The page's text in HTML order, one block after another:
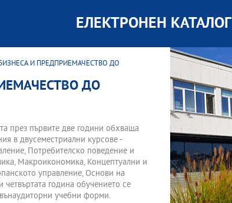
ЕЛЕКТРОНЕН КАТАЛОГ
И ПРЕДПРИЕМАЧЕСТВО ДО
ДО
през първите две години обхваща
в двусеместриални курсове -
Потребителско поведение и
Макроикономика, Концептуални и
управление, Основи на
година обучението се
учебни форми.